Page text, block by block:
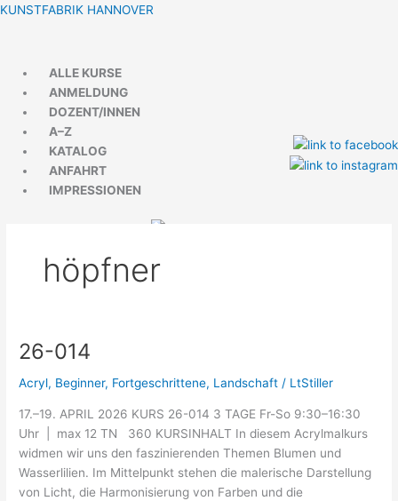
Zum
KUNSTFABRIK HANNOVER
Menü
ALLE KURSE
ANMELDUNG
DOZENT/INNEN
A–Z
KATALOG
ANFAHRT
IMPRESSIONEN
höpfner
26-014
Acryl, Beginner, Fortgeschrittene, Landschaft / LtStiller
17.–19. APRIL 2026 KURS 26-014 3 TAGE Fr-So 9:30–16:30
Uhr | max 12 TN 360 KURSINHALT In diesem Acrylmalkurs
widmen wir uns den faszinierenden Themen Blumen und
Wasserlilien. Im Mittelpunkt stehen die malerische Darstellung
von Licht, die Harmonisierung von Farben und die
26-
Menü